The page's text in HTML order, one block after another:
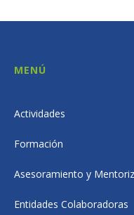
MENÚ
Actividades
Formación
Asesoramiento y
Entidades Colaboradoras